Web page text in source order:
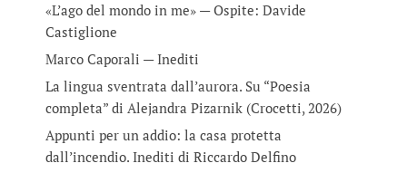
«L’ago del mondo in me» — Ospite: Davide
Castiglione
Marco Caporali — Inediti
La lingua sventrata dall’aurora. Su “Poesia
completa” di Alejandra Pizarnik (Crocetti, 2026)
Appunti per un addio: la casa protetta
dall’incendio. Inediti di Riccardo Delfino